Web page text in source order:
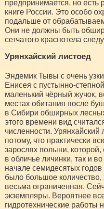
предпринимается, но есть
книге России. Это особо
подальше от
Они не должны быть
сетчатого краснотела
Урянхайский листоед
Эндемик Тывы с очень
Енисея с пустынно-
маленький чёрный жучок,
местах обитания после
в Сибири обширных
этого времени вид
численности. Урянхайский
потому, что практически
зарослях полыни, которой,
в обличье личинки, так и
начале семидесятых
было большое
весьма ограниченная.
экземпляры. Вероятнее
гидротехнические работы